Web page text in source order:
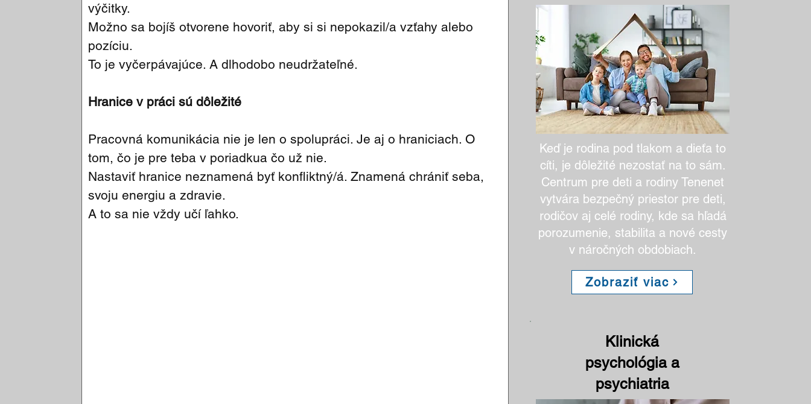
výčitky.
Možno sa bojíš otvorene hovoriť, aby si si nepokazil/a vzťahy alebo
pozíciu.
To je vyčerpávajúce. A dlhodobo neudržateľné.
Hranice v práci sú dôležité
Pracovná komunikácia nie je len o spolupráci. Je aj o hraniciach. O
tom, čo je pre teba v poriadkua čo už nie.
Nastaviť hranice neznamená byť konfliktný/á. Znamená chrániť seba,
svoju energiu a zdravie.
A to sa nie vždy učí ľahko.
Keď je rodina pod tlakom a dieťa to
cíti, je dôležité nezostať na to sám.
Centrum pre deti a rodiny Tenenet
vytvára bezpečný priestor pre deti,
rodičov aj celé rodiny, kde sa hľadá
porozumenie, stabilita a nové cesty
v náročných obdobiach.
Zobraziť viac
Klinická
psychológia a
psychiatria